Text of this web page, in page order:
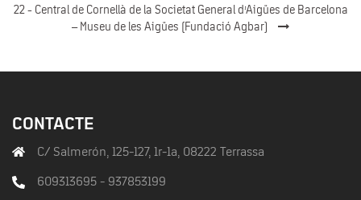
22 - Central de Cornellà de la Societat General d’Aigües de Barcelona
– Museu de les Aigües (Fundació Agbar)
CONTACTE
C/ Salmerón, 125-127, 1r-1a, 08222 Terrassa
609313695 - 937853199